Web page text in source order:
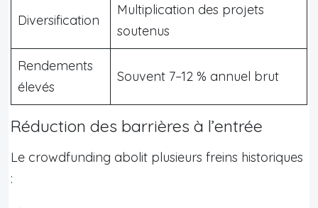
Diversification
Multiplication des projets
soutenus
Rendements
élevés
Souvent 7–12 % annuel brut
Réduction des barrières à l’entrée
Le crowdfunding abolit plusieurs freins historiques
: